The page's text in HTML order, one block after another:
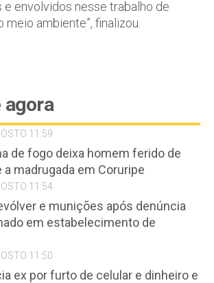
e envolvidos nesse trabalho de
ambiente”, finalizou.
11:59
de fogo deixa homem ferido de
a madrugada em Coruripe
11:54
e munições após denúncia
em estabelecimento de
11:50
ex por furto de celular e dinheiro e